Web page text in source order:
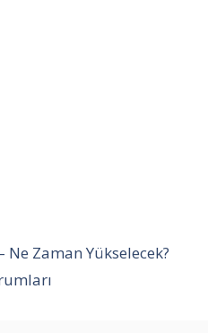
Ne Zaman Yükselecek?